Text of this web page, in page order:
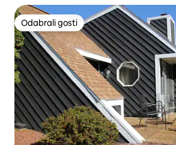
Odabrali gosti
Odabrali gosti